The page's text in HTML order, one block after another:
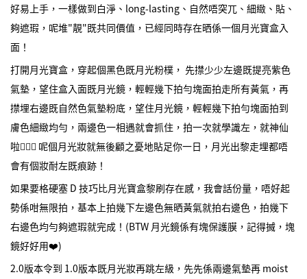
好易上手，一樣做到白淨、long-lasting、自然唔突兀、細緻、貼、
夠遮瑕，呢堆"靚"既共同價值，已經同時存在晒係一個月光寶盒入
面！
打開月光寶盒，穿起個黑色既月光粉樸， 先㩒少少左邊既提亮紫色
氣墊，望住盒入面既月光鏡，輕輕幾下拍勻塊面拍走所有黃氣，再
㩒埋右邊既自然色氣墊粉底，望住月光鏡，輕輕幾下拍勻塊面拍到
膚色細緻均勻，兩邊色一相遇就會抓住，拍一次就學識左，就神仙
啦🧝🏻‍♀️ 呢個月光妝就無後顧之憂地貼足你一日，月光出黎走埋都唔
會有個妝耐左既痕跡！
如果要格硬塞 D 技巧比月光寶盒黎刷存在感，我會話份量，唔好起
勢係咁無限拍，基本上拍幾下左邊色無晒黃氣就拍右邊色，拍幾下
右邊色均勻夠遮瑕就完成！(BTW 月光鏡係有塊保護膜，記得搣，塊
鏡好好用❤️️)
2.0版本令到 1.0版本既月光妝再跳左級，先先係兩邊氣墊再 moist